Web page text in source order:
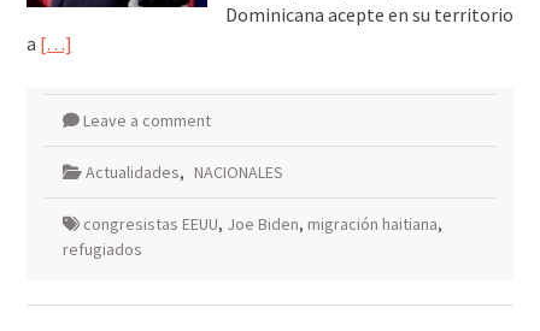
Dominicana acepte en su territorio
a […]
Leave a comment
Actualidades, NACIONALES
congresistas EEUU, Joe Biden, migración haitiana,
refugiados